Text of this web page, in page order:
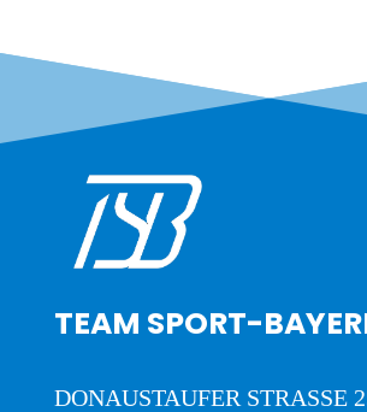
TEAM SPORT-
DONAUSTAUFER STRASSE